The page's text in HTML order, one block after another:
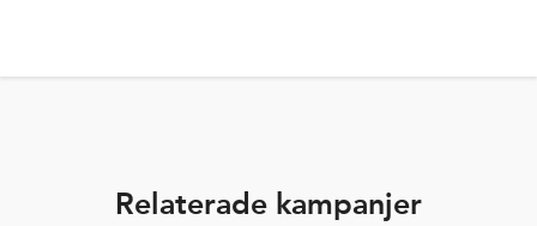
Relaterade kampanjer